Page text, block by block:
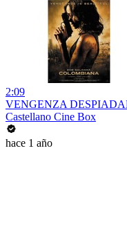
2:09
VENGENZA
Castellano Cine Box
hace 1 año